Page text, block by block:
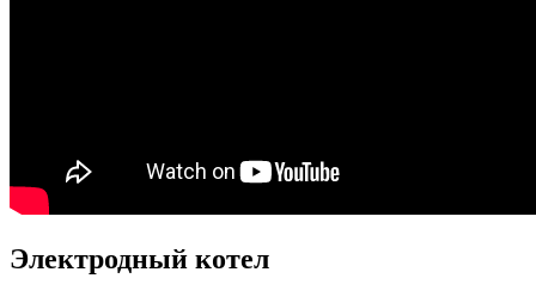
Электродный котел